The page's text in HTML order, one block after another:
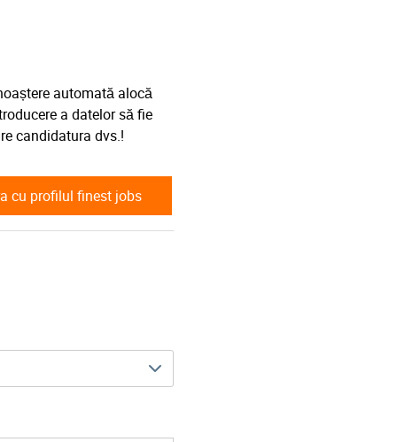
automată alocă
a datelor să fie
candidatura dvs.!
cu profilul finest jobs